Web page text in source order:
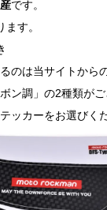
です。
す。
のは当サイトから
ン調」の2種類がご
ッカーをお選びく